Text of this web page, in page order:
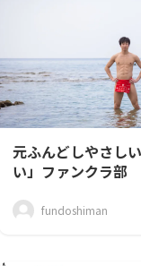
元ふんどしやさし
い」ファンクラ部
fundoshiman